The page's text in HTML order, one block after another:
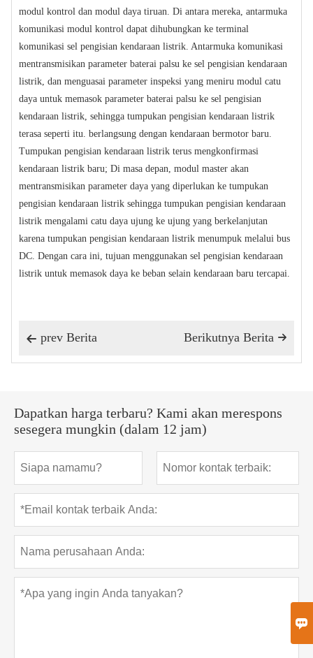
modul kontrol dan modul daya tiruan. Di antara mereka, antarmuka
komunikasi modul kontrol dapat dihubungkan ke terminal
komunikasi sel pengisian kendaraan listrik. Antarmuka komunikasi
mentransmisikan parameter baterai palsu ke sel pengisian kendaraan
listrik, dan menguasai parameter inspeksi yang meniru modul catu
daya untuk memasok parameter baterai palsu ke sel pengisian
kendaraan listrik, sehingga tumpukan pengisian kendaraan listrik
terasa seperti itu. berlangsung dengan kendaraan bermotor baru.
Tumpukan pengisian kendaraan listrik terus mengkonfirmasi
kendaraan listrik baru; Di masa depan, modul master akan
mentransmisikan parameter daya yang diperlukan ke tumpukan
pengisian kendaraan listrik sehingga tumpukan pengisian kendaraan
listrik mengalami catu daya ujung ke ujung yang berkelanjutan
karena tumpukan pengisian kendaraan listrik menumpuk melalui bus
DC. Dengan cara ini, tujuan menggunakan sel pengisian kendaraan
listrik untuk memasok daya ke beban selain kendaraan baru tercapai.
 prev Berita 
Berikutnya Berita
Dapatkan harga terbaru? Kami akan merespons
sesegera mungkin (dalam 12 jam)
